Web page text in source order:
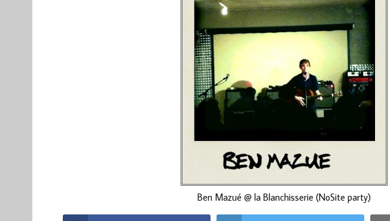
Ben Mazué @ la Blanchisserie (NoSite party)